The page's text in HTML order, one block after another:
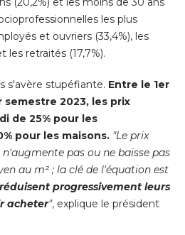
les plus
et ouvriers (33,4%), les
les retraités (17,7%).
s'avère stupéfiante. Entre le 1er
semestre 2023, les prix
de 25% pour les
pour les maisons. "Le prix
pas ou ne baisse pas
au m² ; la clé de l'équation est
progressivement leurs
acheter", explique le président